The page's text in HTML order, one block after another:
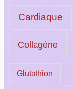
Cardiaque
Collagène
Glutathion